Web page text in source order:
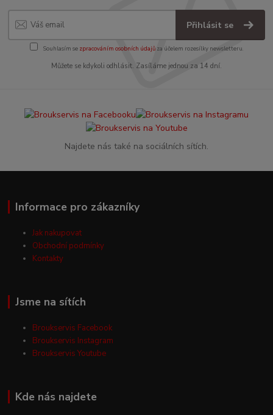
Přihlásit se
Souhlasím se zpracováním osobních údajůza účelem rozesílky newsletteru.
Můžete se kdykoli odhlásit. Zasíláme jednou za 14 dní.
Najdete nás také na sociálních sítích.
Informace pro zákazníky
Jak nakupovat
Obchodní podmínky
Kontakty
Jsme na sítích
Broukservis Facebook
Broukservis Instagram
Broukservis Youtube
Kde nás najdete